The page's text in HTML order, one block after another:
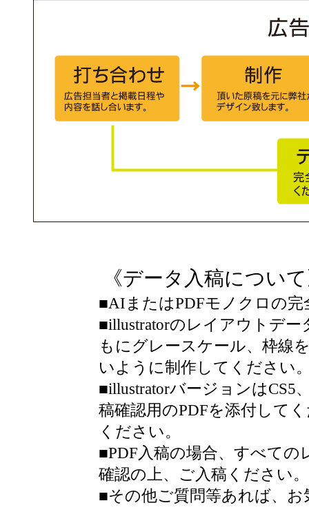
《データ入稿につい
■AIまたはPDFモノクロの
■illustratorのレイアウトデー
もにグレースケール、枠線
いように制作してください
■illustratorバージョンは
稿確認用のPDFを添付して
ください。
■PDF入稿の場合、すべて
確認の上、ご入稿ください。
■その他ご質問等あれば、